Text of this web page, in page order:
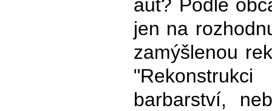
aut? Podle
jen na
zamýšlenou
barbarství,